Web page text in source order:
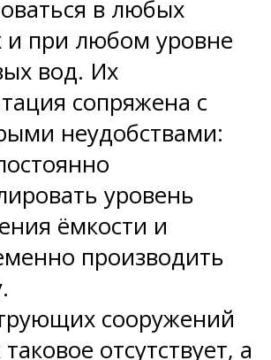
в любых
и при любом уровне
вод. Их
сопряжена с
неудобствами:
уровень
ёмкости и
производить
сооружений
отсутствует, а